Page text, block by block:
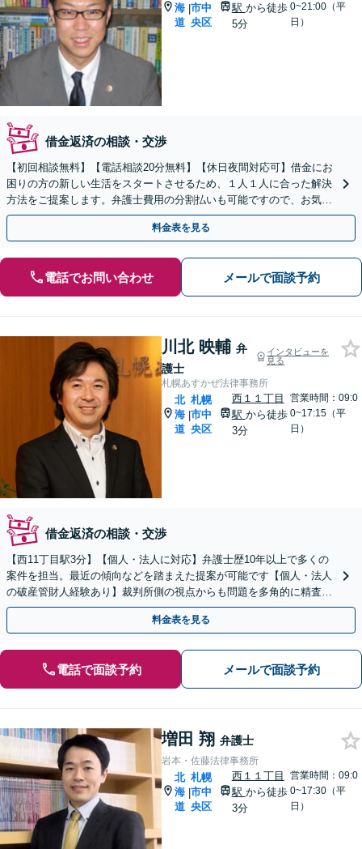
海
道
|市中
央区
駅 から徒歩
5分
0~21:00（平
日）
借金返済の相談・交渉
【初回相談無料】【電話相談20分無料】【休日夜間対応可】借金にお
困りの方の新しい生活をスタートさせるため、１人１人に合った解決
方法をご提案します。弁護士費用の分割払いも可能ですので、お気軽
にご相談下さい。【札幌市を中心に全道各地対応可】
料金表を見る
電話でお問い合わせ メールで面談予約
川北 映輔 弁
護士
インタビューを
見る
札幌あすかぜ法律事務所
北
海
道
|
札幌
市中
央区
西１１丁目
駅 から徒歩
3分
営業時間：09:0
0~17:15（平
日）
借金返済の相談・交渉
【西11丁目駅3分】【個人・法人に対応】弁護士歴10年以上で多くの
案件を担当。最近の傾向などを踏まえた提案が可能です【個人・法人
の破産管財人経験あり】裁判所側の視点からも問題を多角的に精査し
ます【初回面談無料】【法テラス利用可】
料金表を見る
電話で面談予約 メールで面談予約
増田 翔 弁護士
岩本・佐藤法律事務所
北
海
道
|
札幌
市中
央区
西１１丁目
駅 から徒歩
3分
営業時間：09:0
0~17:30（平
日）